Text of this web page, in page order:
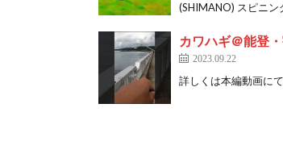
(SHIMANO) スピニ
カワハギ＠能登
2023.09.22
詳しくは本編動画に